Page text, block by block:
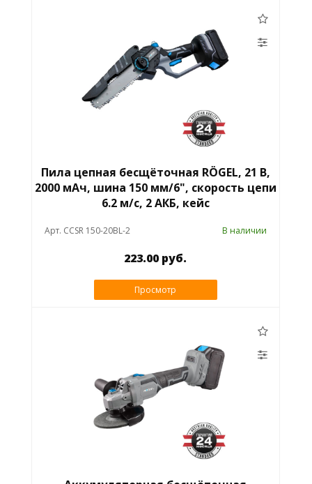
Пила цепная бесщёточная RÖGEL, 21 В,
2000 мАч, шина 150 мм/6", скорость цепи
6.2 м/с, 2 АКБ, кейс
Арт. CCSR 150-20BL-2 В наличии
223.00 руб.
Просмотр